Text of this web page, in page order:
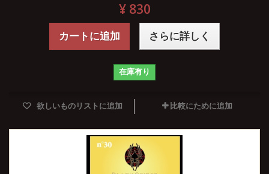
¥ 830
カートに追加 さらに詳しく
在庫有り
欲しいものリストに追加 比較にために追加